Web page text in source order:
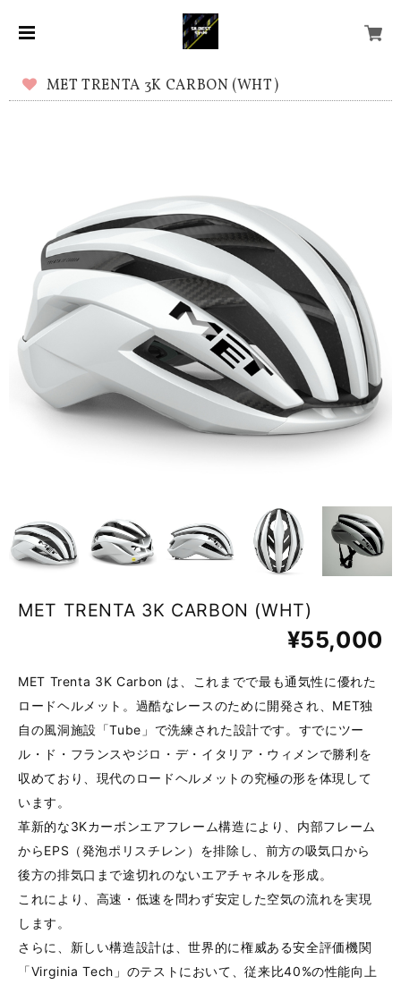
MET TRENTA 3K CARBON (WHT)
MET TRENTA 3K CARBON (WHT)
¥55,000
MET Trenta 3K Carbon は、これまでで最も通気性に優れた
ロードヘルメット。過酷なレースのために開発され、MET独
自の風洞施設「Tube」で洗練された設計です。すでにツー
ル・ド・フランスやジロ・デ・イタリア・ウィメンで勝利を
収めており、現代のロードヘルメットの究極の形を体現して
います。
革新的な3Kカーボンエアフレーム構造により、内部フレーム
からEPS（発泡ポリスチレン）を排除し、前方の吸気口から
後方の排気口まで途切れのないエアチャネルを形成。
これにより、高速・低速を問わず安定した空気の流れを実現
します。
さらに、新しい構造設計は、世界的に権威ある安全評価機関
「Virginia Tech」のテストにおいて、従来比40%の性能向上